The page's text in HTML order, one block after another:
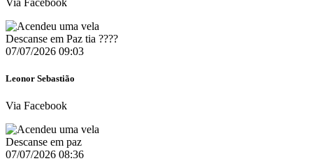
Descanse em Paz tia ????️
07/07/2026 09:03
Leonor Sebastião
Via Facebook
Descanse em paz
07/07/2026 08:36